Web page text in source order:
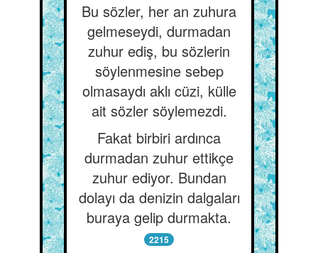
Bu sözler, her an zuhura
gelmeseydi, durmadan
zuhur ediş, bu sözlerin
söylenmesine sebep
olmasaydı aklı cüzi, külle
ait sözler söylemezdi.
Fakat birbiri ardınca
durmadan zuhur ettikçe
zuhur ediyor. Bundan
dolayı da denizin dalgaları
buraya gelip durmakta.
2215